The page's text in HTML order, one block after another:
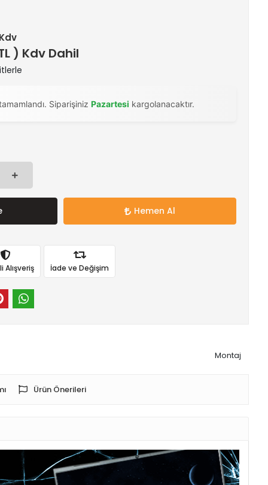
) Kdv Dahil
Siparişiniz Pazartesi kargolanacaktır.
Hemen Al
Alışveriş İade ve Değişim
Montaj
Ürün Önerileri